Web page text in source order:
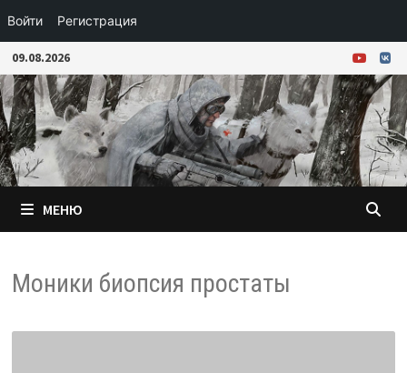
Войти Регистрация
Перейти
к
содержимому
09.08.2026
МЕНЮ
Моники биопсия простаты